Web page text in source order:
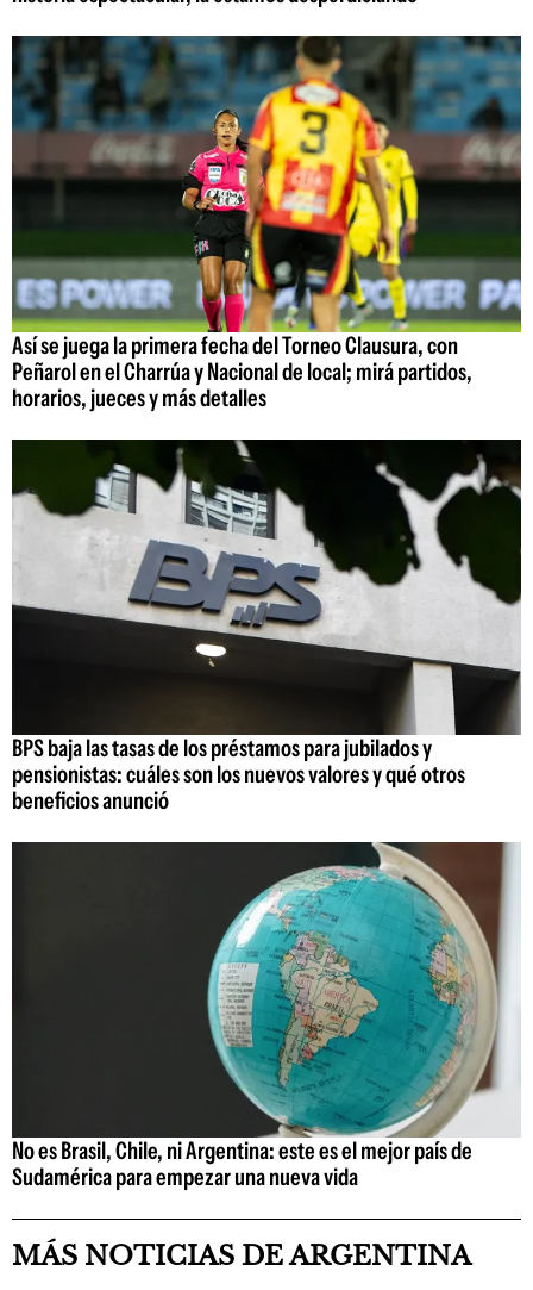
Así se juega la primera fecha del Torneo Clausura, con
Peñarol en el Charrúa y Nacional de local; mirá partidos,
horarios, jueces y más detalles
BPS baja las tasas de los préstamos para jubilados y
pensionistas: cuáles son los nuevos valores y qué otros
beneficios anunció
No es Brasil, Chile, ni Argentina: este es el mejor país de
Sudamérica para empezar una nueva vida
MÁS NOTICIAS DE ARGENTINA